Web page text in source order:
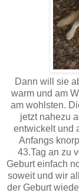
Dann will sie
warm und am
am wohlsten.
jetzt nahezu
entwickelt und
Anfangs
43.Tag an zu
Geburt einfach
soweit und wir
der Geburt